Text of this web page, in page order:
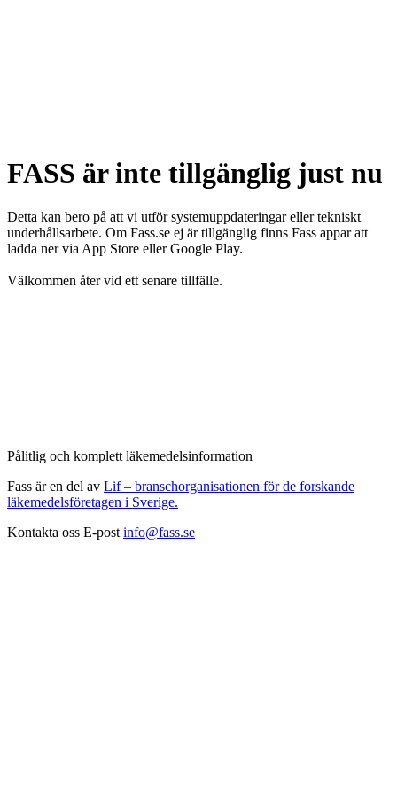
FASS är inte tillgänglig just nu
Detta kan bero på att vi utför systemuppdateringar eller tekniskt
underhållsarbete. Om Fass.se ej är tillgänglig finns Fass appar att
ladda ner via App Store eller Google Play.
Välkommen åter vid ett senare tillfälle.
Pålitlig och komplett läkemedelsinformation
Fass är en del av Lif – branschorganisationen för de forskande
läkemedelsföretagen i Sverige.
Kontakta oss E-post info@fass.se